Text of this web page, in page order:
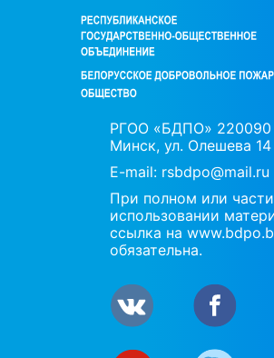
РГОО «БДПО» 220090
Минск, ул. Олешева 14
E-mail: rsbdpo@mail.ru
При полном или
использовании
ссылка на
обязательна.